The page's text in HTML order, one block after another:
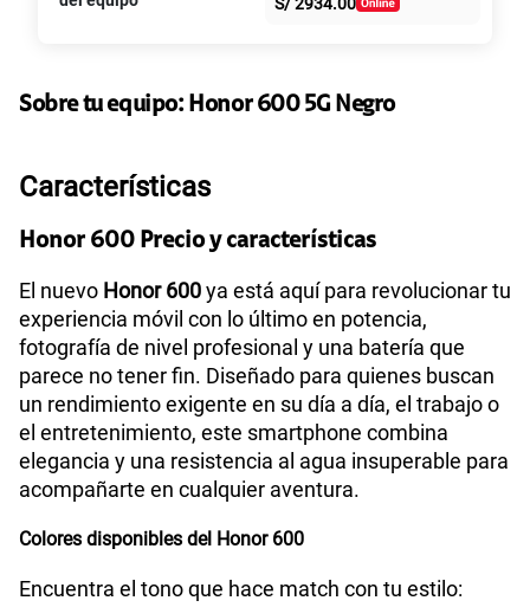
Paga solo
Paga solo
Paga solo S/69.90
Paga solo
175GBen alta velocidad
S/ 159.90
Paga solo
185GBen alta velocidad
Paga solo S/ 289.90
intereses
Sobre tu equipo: Honor 600 5G Negro
Características
Honor 600 Precio y características
El nuevo Honor 600ya está aquí para revolucionar tu
experiencia móvil con lo último en potencia,
fotografía de nivel profesional y una batería que
parece no tener fin. Diseñado para quienes buscan
un rendimiento exigente en su día a día, el trabajo o
el entretenimiento, este smartphone combina
elegancia y una resistencia al agua insuperable para
acompañarte en cualquier aventura.
Colores disponibles del Honor 600
Encuentra el tono que hace match con tu estilo: